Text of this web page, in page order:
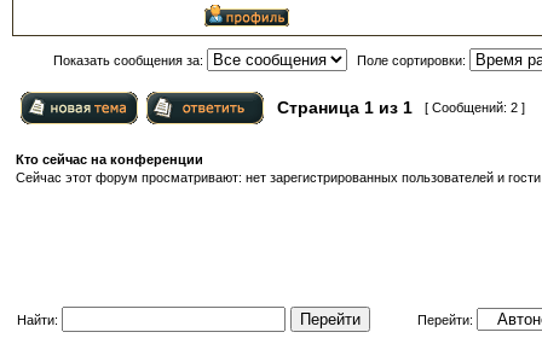
Показать сообщения за: Поле сортировки:
Страница 1 из 1 [ Сообщений: 2 ]
Кто сейчас на конференции
Сейчас этот форум просматривают: нет зарегистрированных пользователей и
Найти: Перейти: